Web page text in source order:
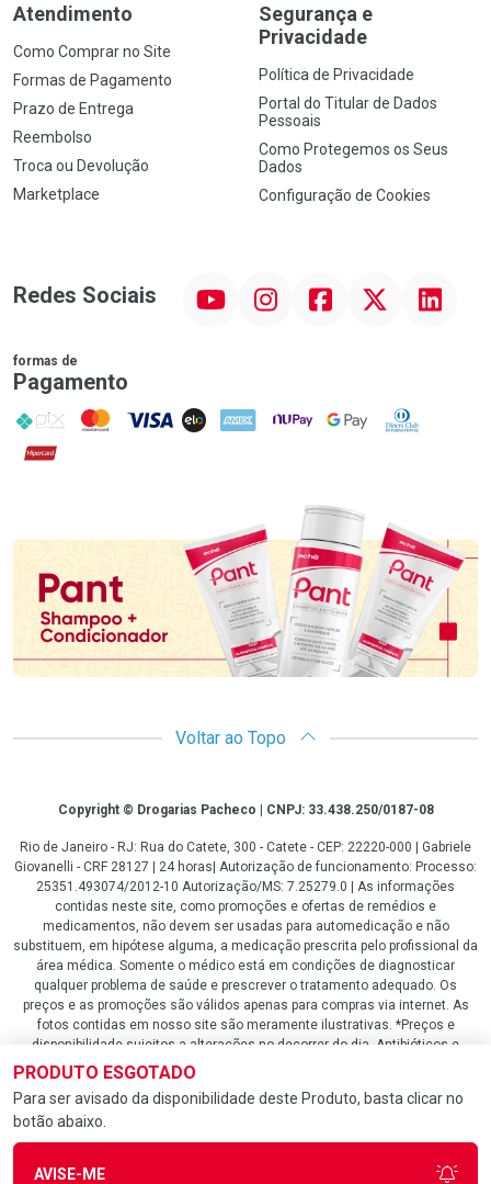
PRODUTO ESGOTADO
Para ser avisado da disponibilidade deste Produto, basta clicar no
botão abaixo.
AVISE-ME
Atendimento
Como Comprar no Site
Formas de Pagamento
Prazo de Entrega
Reembolso
Troca ou Devolução
Marketplace
Segurança e
Privacidade
Política de Privacidade
Portal do Titular de Dados
Pessoais
Como Protegemos os Seus
Dados
Configuração de Cookies
Redes Sociais InstagramFacebook Linkedin
formas de
Pagamento
PIX MasterCard
VISA ELO AMEX NuPay Google PayDiners Club
Hipercard
Promoção em Destaque
Voltar ao Topo
CopyrightCopyright © Drogarias Pacheco | CNPJ: 33.438.250/0187-08
Rio de Janeiro - RJ: Rua do Catete, 300 - Catete - CEP: 22220-000 | Gabriele
Giovanelli - CRF 28127 | 24 horas| Autorização de funcionamento: Processo:
25351.493074/2012-10 Autorização/MS: 7.25279.0 | As informações
contidas neste site, como promoções e ofertas de remédios e
medicamentos, não devem ser usadas para automedicação e não
substituem, em hipótese alguma, a medicação prescrita pelo profissional da
área médica. Somente o médico está em condições de diagnosticar
qualquer problema de saúde e prescrever o tratamento adequado. Os
preços e as promoções são válidos apenas para compras via internet. As
fotos contidas em nosso site são meramente ilustrativas. *Preços e
disponibilidade sujeitos a alterações no decorrer do dia. Antibióticos e
antimicrobianos vendas apenas em lojas físicas ou televendas. Portaria nº
344 - 01/02/1999 - Ministério da Saúde. Horário de funcionamento Central
de Vendas e Atendimento ao Cliente 4020 4404 ou 0800 282 10 10 de
LGPD Aceite os Cookies